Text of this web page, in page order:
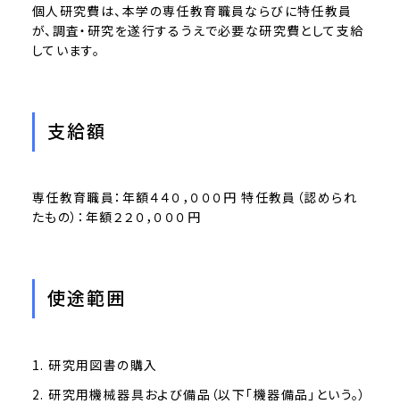
個人研究費は、本学の専任教育職員ならびに特任教員
が、調査・研究を遂行するうえで必要な研究費として支給
しています。
支給額
専任教育職員：年額４４０，０００円 特任教員（認められ
たもの）：年額２２０，０００円
使途範囲
研究用図書の購入
研究用機械器具および備品（以下「機器備品」という。）